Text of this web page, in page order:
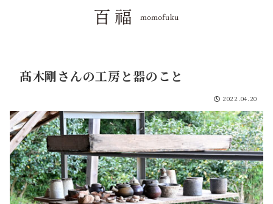
髙木剛さんの工房と器のこと
2022.04.20